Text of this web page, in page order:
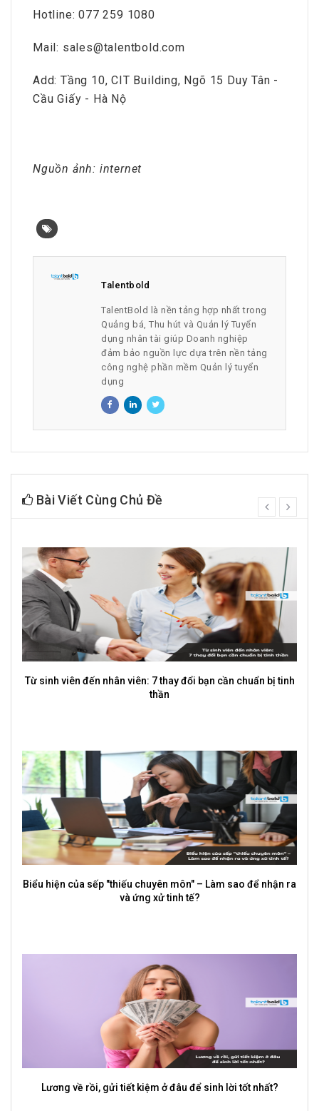
Hotline: 077 259 1080
Mail: sales@talentbold.com
Add: Tầng 10, CIT Building, Ngõ 15 Duy Tân -
Cầu Giấy - Hà Nộ
Nguồn ảnh: internet
Talentbold
TalentBold là nền tảng hợp nhất trong
Quảng bá, Thu hút và Quản lý Tuyển
dụng nhân tài giúp Doanh nghiệp
đảm bảo nguồn lực dựa trên nền tảng
công nghệ phần mềm Quản lý tuyển
dụng
Bài Viết Cùng Chủ Đề
5 sai lầm sinh viên hay mắc khi Thực tập và cách khắc phục
Đối phó với sếp độc hại mà vẫn giữ được sự chuyên nghiệp
prev